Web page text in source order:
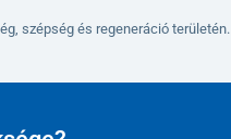
szépség és regeneráció területén.